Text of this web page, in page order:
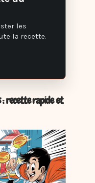
les
la recette.
: recette rapide et